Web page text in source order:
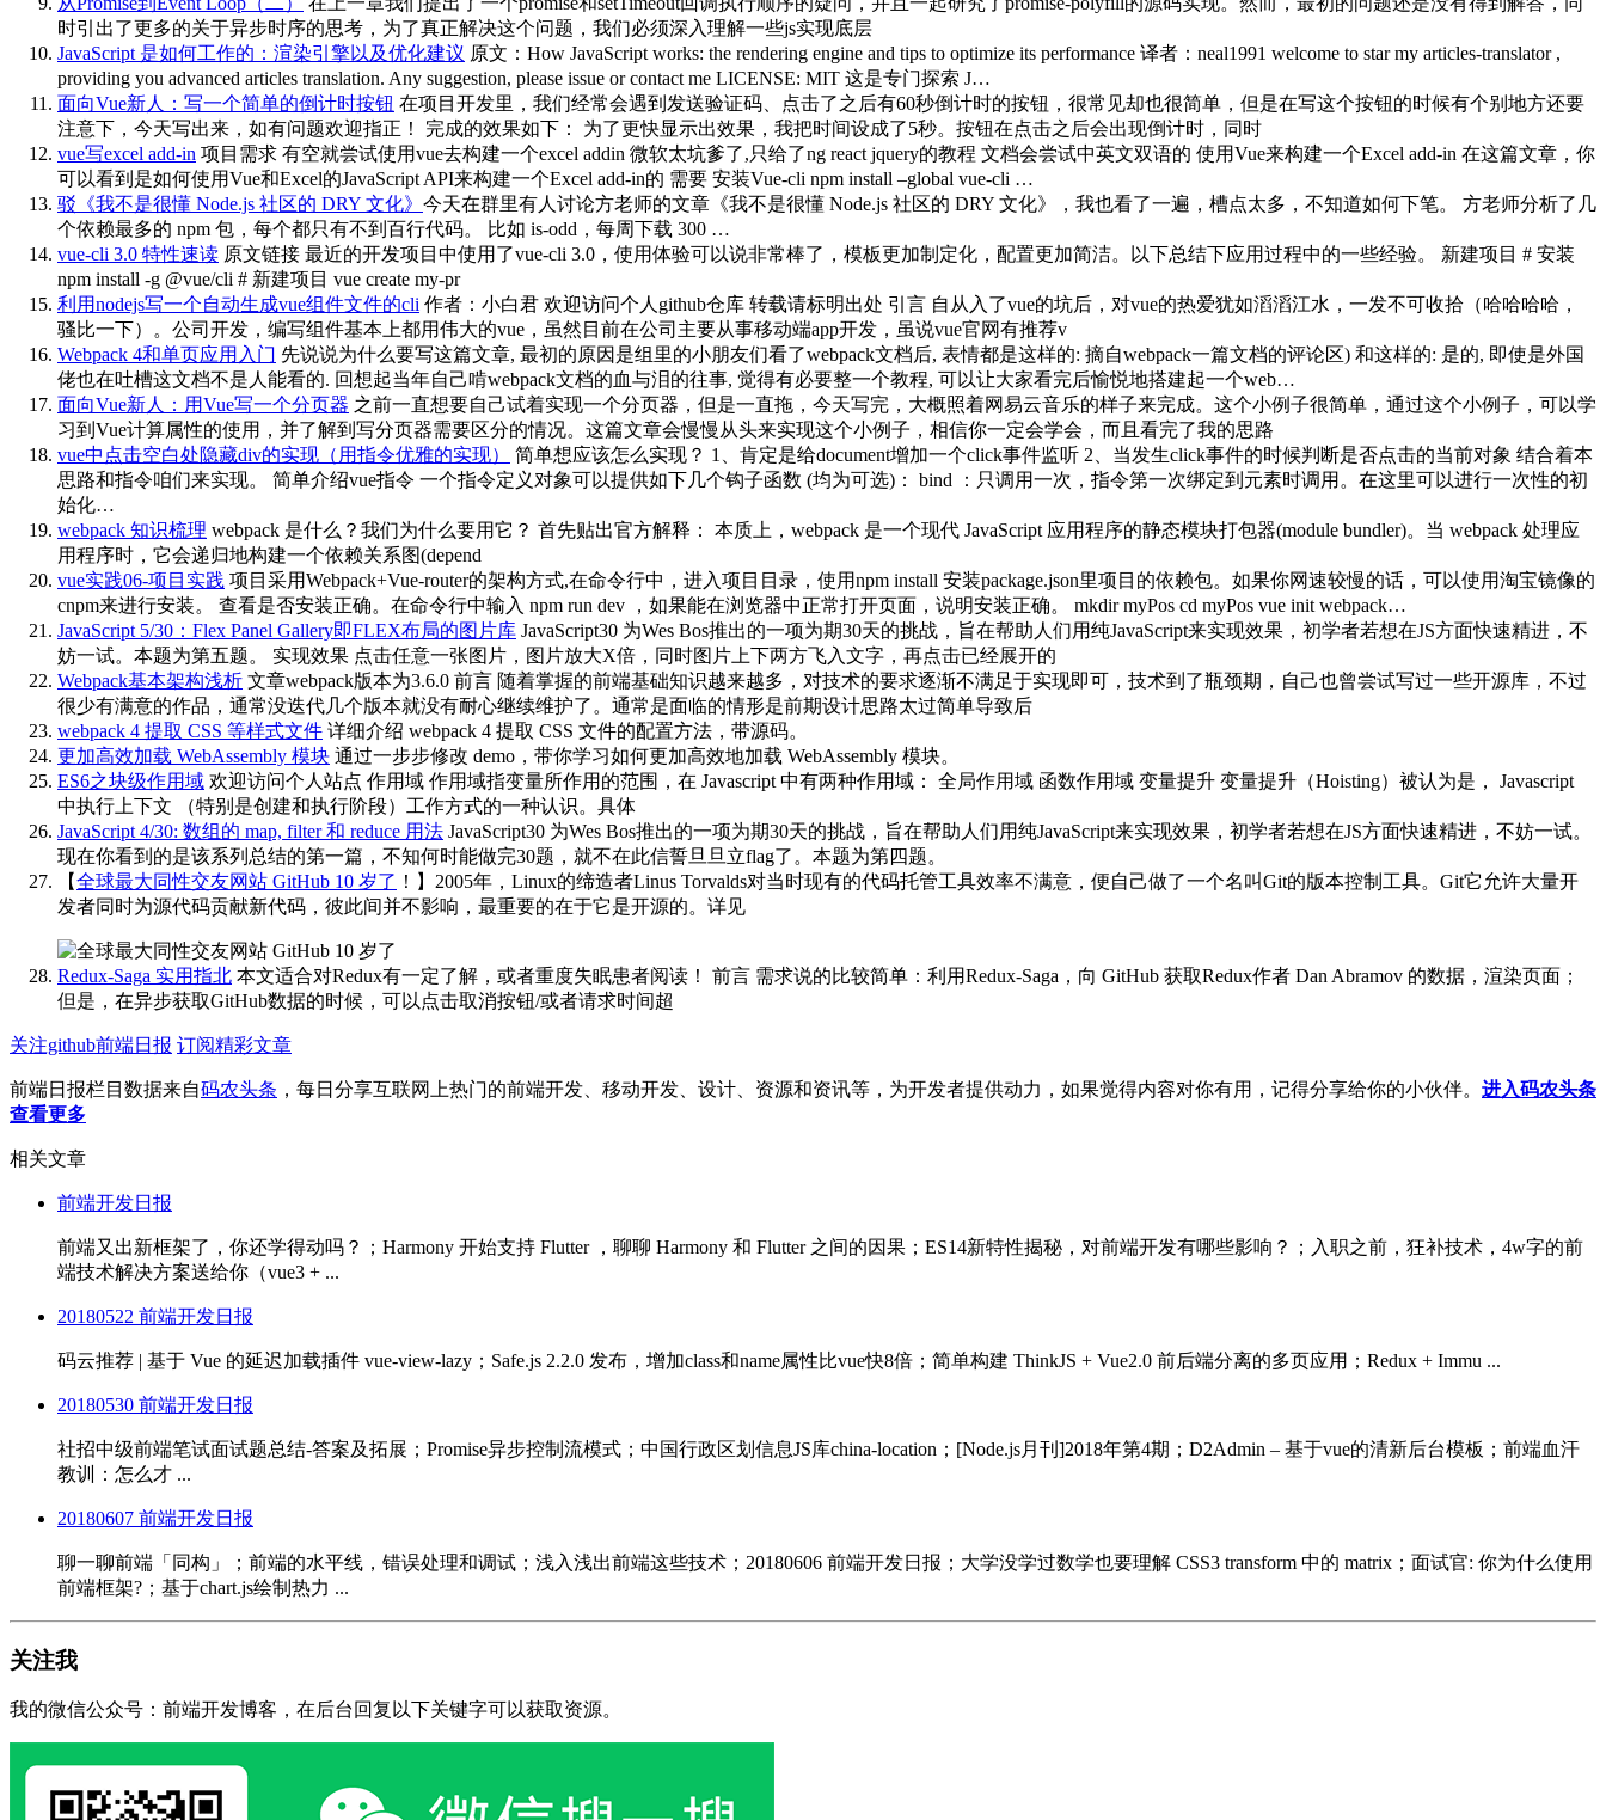
时引出了更多的关于异步时序的思考，为了真正解决这个问题，我们必须深入理解一些js实现底层
JavaScript 是如何工作的：渲染引擎以及优化建议 原文：How JavaScript works: the rendering engine and tips to optimize its performance 译者：neal1991 welcome to star my articles-translator ,
providing you advanced articles translation. Any suggestion, please issue or contact me LICENSE: MIT 这是专门探索 J…
面向Vue新人：写一个简单的倒计时按钮 在项目开发里，我们经常会遇到发送验证码、点击了之后有60秒倒计时的按钮，很常见却也很简单，但是在写这个按钮的时候有个别地方还要
注意下，今天写出来，如有问题欢迎指正！ 完成的效果如下： 为了更快显示出效果，我把时间设成了5秒。按钮在点击之后会出现倒计时，同时
vue写excel add-in 项目需求 有空就尝试使用vue去构建一个excel addin 微软太坑爹了,只给了ng react jquery的教程 文档会尝试中英文双语的 使用Vue来构建一个Excel add-in 在这篇文章，你
可以看到是如何使用Vue和Excel的JavaScript API来构建一个Excel add-in的 需要 安装Vue-cli npm install –global vue-cli …
驳《我不是很懂 Node.js 社区的 DRY 文化》 今天在群里有人讨论方老师的文章《我不是很懂 Node.js 社区的 DRY 文化》，我也看了一遍，槽点太多，不知道如何下笔。 方老师分析了几
个依赖最多的 npm 包，每个都只有不到百行代码。 比如 is-odd，每周下载 300 …
vue-cli 3.0 特性速读 原文链接 最近的开发项目中使用了vue-cli 3.0，使用体验可以说非常棒了，模板更加制定化，配置更加简洁。以下总结下应用过程中的一些经验。 新建项目 # 安装
npm install -g @vue/cli # 新建项目 vue create my-pr
利用nodejs写一个自动生成vue组件文件的cli 作者：小白君 欢迎访问个人github仓库 转载请标明出处 引言 自从入了vue的坑后，对vue的热爱犹如滔滔江水，一发不可收拾（哈哈哈哈，
骚比一下）。公司开发，编写组件基本上都用伟大的vue，虽然目前在公司主要从事移动端app开发，虽说vue官网有推荐v
Webpack 4和单页应用入门 先说说为什么要写这篇文章, 最初的原因是组里的小朋友们看了webpack文档后, 表情都是这样的: 摘自webpack一篇文档的评论区) 和这样的: 是的, 即使是外国
佬也在吐槽这文档不是人能看的. 回想起当年自己啃webpack文档的血与泪的往事, 觉得有必要整一个教程, 可以让大家看完后愉悦地搭建起一个web…
面向Vue新人：用Vue写一个分页器 之前一直想要自己试着实现一个分页器，但是一直拖，今天写完，大概照着网易云音乐的样子来完成。这个小例子很简单，通过这个小例子，可以学
习到Vue计算属性的使用，并了解到写分页器需要区分的情况。这篇文章会慢慢从头来实现这个小例子，相信你一定会学会，而且看完了我的思路
vue中点击空白处隐藏div的实现（用指令优雅的实现）
简单想应该怎么实现？ 1、肯定是给document增加一个click事件监听 2、当发生click事件的时候判断是否点击的当前对象 结合着本
思路和指令咱们来实现。 简单介绍vue指令 一个指令定义对象可以提供如下几个钩子函数 (均为可选)： bind ：只调用一次，指令第一次绑定到元素时调用。在这里可以进行一次性的初
始化…
webpack 知识梳理 webpack 是什么？我们为什么要用它？ 首先贴出官方解释： 本质上，webpack 是一个现代 JavaScript 应用程序的静态模块打包器(module bundler)。当 webpack 处理应
用程序时，它会递归地构建一个依赖关系图(depend
vue实践06-项目实践 项目采用Webpack+Vue-router的架构方式,在命令行中，进入项目目录，使用npm install 安装package.json里项目的依赖包。如果你网速较慢的话，可以使用淘宝镜像的
cnpm来进行安装。 查看是否安装正确。在命令行中输入 npm run dev ，如果能在浏览器中正常打开页面，说明安装正确。 mkdir myPos cd myPos vue init webpack…
JavaScript 5/30：Flex Panel Gallery即FLEX布局的图片库 JavaScript30 为Wes Bos推出的一项为期30天的挑战，旨在帮助人们用纯JavaScript来实现效果，初学者若想在JS方面快速精进，不
妨一试。本题为第五题。 实现效果 点击任意一张图片，图片放大X倍，同时图片上下两方飞入文字，再点击已经展开的
Webpack基本架构浅析 文章webpack版本为3.6.0 前言 随着掌握的前端基础知识越来越多，对技术的要求逐渐不满足于实现即可，技术到了瓶颈期，自己也曾尝试写过一些开源库，不过
很少有满意的作品，通常没迭代几个版本就没有耐心继续维护了。通常是面临的情形是前期设计思路太过简单导致后
webpack 4 提取 CSS 等样式文件 详细介绍 webpack 4 提取 CSS 文件的配置方法，带源码。
更加高效加载 WebAssembly 模块 通过一步步修改 demo，带你学习如何更加高效地加载 WebAssembly 模块。
ES6之块级作用域 欢迎访问个人站点 作用域 作用域指变量所作用的范围，在 Javascript 中有两种作用域： 全局作用域 函数作用域 变量提升 变量提升（Hoisting）被认为是， Javascript
中执行上下文 （特别是创建和执行阶段）工作方式的一种认识。具体
JavaScript 4/30: 数组的 map, filter 和 reduce 用法 JavaScript30 为Wes Bos推出的一项为期30天的挑战，旨在帮助人们用纯JavaScript来实现效果，初学者若想在JS方面快速精进，不妨一试。
现在你看到的是该系列总结的第一篇，不知何时能做完30题，就不在此信誓旦旦立flag了。本题为第四题。
【全球最大同性交友网站 GitHub 10 岁了 ！】2005年，Linux的缔造者Linus Torvalds对当时现有的代码托管工具效率不满意，便自己做了一个名叫Git的版本控制工具。Git它允许大量开
发者同时为源代码贡献新代码，彼此间并不影响，最重要的在于它是开源的。详见
Redux-Saga 实用指北 本文适合对Redux有一定了解，或者重度失眠患者阅读！ 前言 需求说的比较简单：利用Redux-Saga，向 GitHub 获取Redux作者 Dan Abramov 的数据，渲染页面；
但是，在异步获取GitHub数据的时候，可以点击取消按钮/或者请求时间超
关注github前端日报 订阅精彩文章
前端日报栏目数据来自码农头条 ，每日分享互联网上热门的前端开发、移动开发、设计、资源和资讯等，为开发者提供动力，如果觉得内容对你有用，记得分享给你的小伙伴。 进入码农头条
查看更多
相关文章
前端开发日报
前端又出新框架了，你还学得动吗？；Harmony 开始支持 Flutter ，聊聊 Harmony 和 Flutter 之间的因果；ES14新特性揭秘，对前端开发有哪些影响？；入职之前，狂补技术，4w字的前
端技术解决方案送给你（vue3 + ...
20180522 前端开发日报
码云推荐 | 基于 Vue 的延迟加载插件 vue-view-lazy；Safe.js 2.2.0 发布，增加class和name属性比vue快8倍；简单构建 ThinkJS + Vue2.0 前后端分离的多页应用；Redux + Immu ...
20180530 前端开发日报
社招中级前端笔试面试题总结-答案及拓展；Promise异步控制流模式；中国行政区划信息JS库china-location；[Node.js月刊]2018年第4期；D2Admin – 基于vue的清新后台模板；前端血汗
教训：怎么才 ...
20180607 前端开发日报
聊一聊前端「同构」；前端的水平线，错误处理和调试；浅入浅出前端这些技术；20180606 前端开发日报；大学没学过数学也要理解 CSS3 transform 中的 matrix；面试官: 你为什么使用
前端框架?；基于chart.js绘制热力 ...
关注我
我的微信公众号：前端开发博客，在后台回复以下关键字可以获取资源。